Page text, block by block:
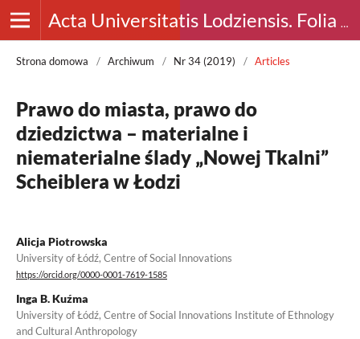
Acta Universitatis Lodziensis. Folia Archaeologica
Strona domowa / Archiwum / Nr 34 (2019) / Articles
Prawo do miasta, prawo do
dziedzictwa – materialne i
niematerialne ślady „Nowej Tkalni”
Scheiblera w Łodzi
Alicja Piotrowska
University of Łódź, Centre of Social Innovations
https://orcid.org/0000-0001-7619-1585
Inga B. Kuźma
University of Łódź, Centre of Social Innovations Institute of Ethnology
and Cultural Anthropology